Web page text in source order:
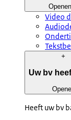
Openen
Video
+
Uw bv
Heeft uw bv